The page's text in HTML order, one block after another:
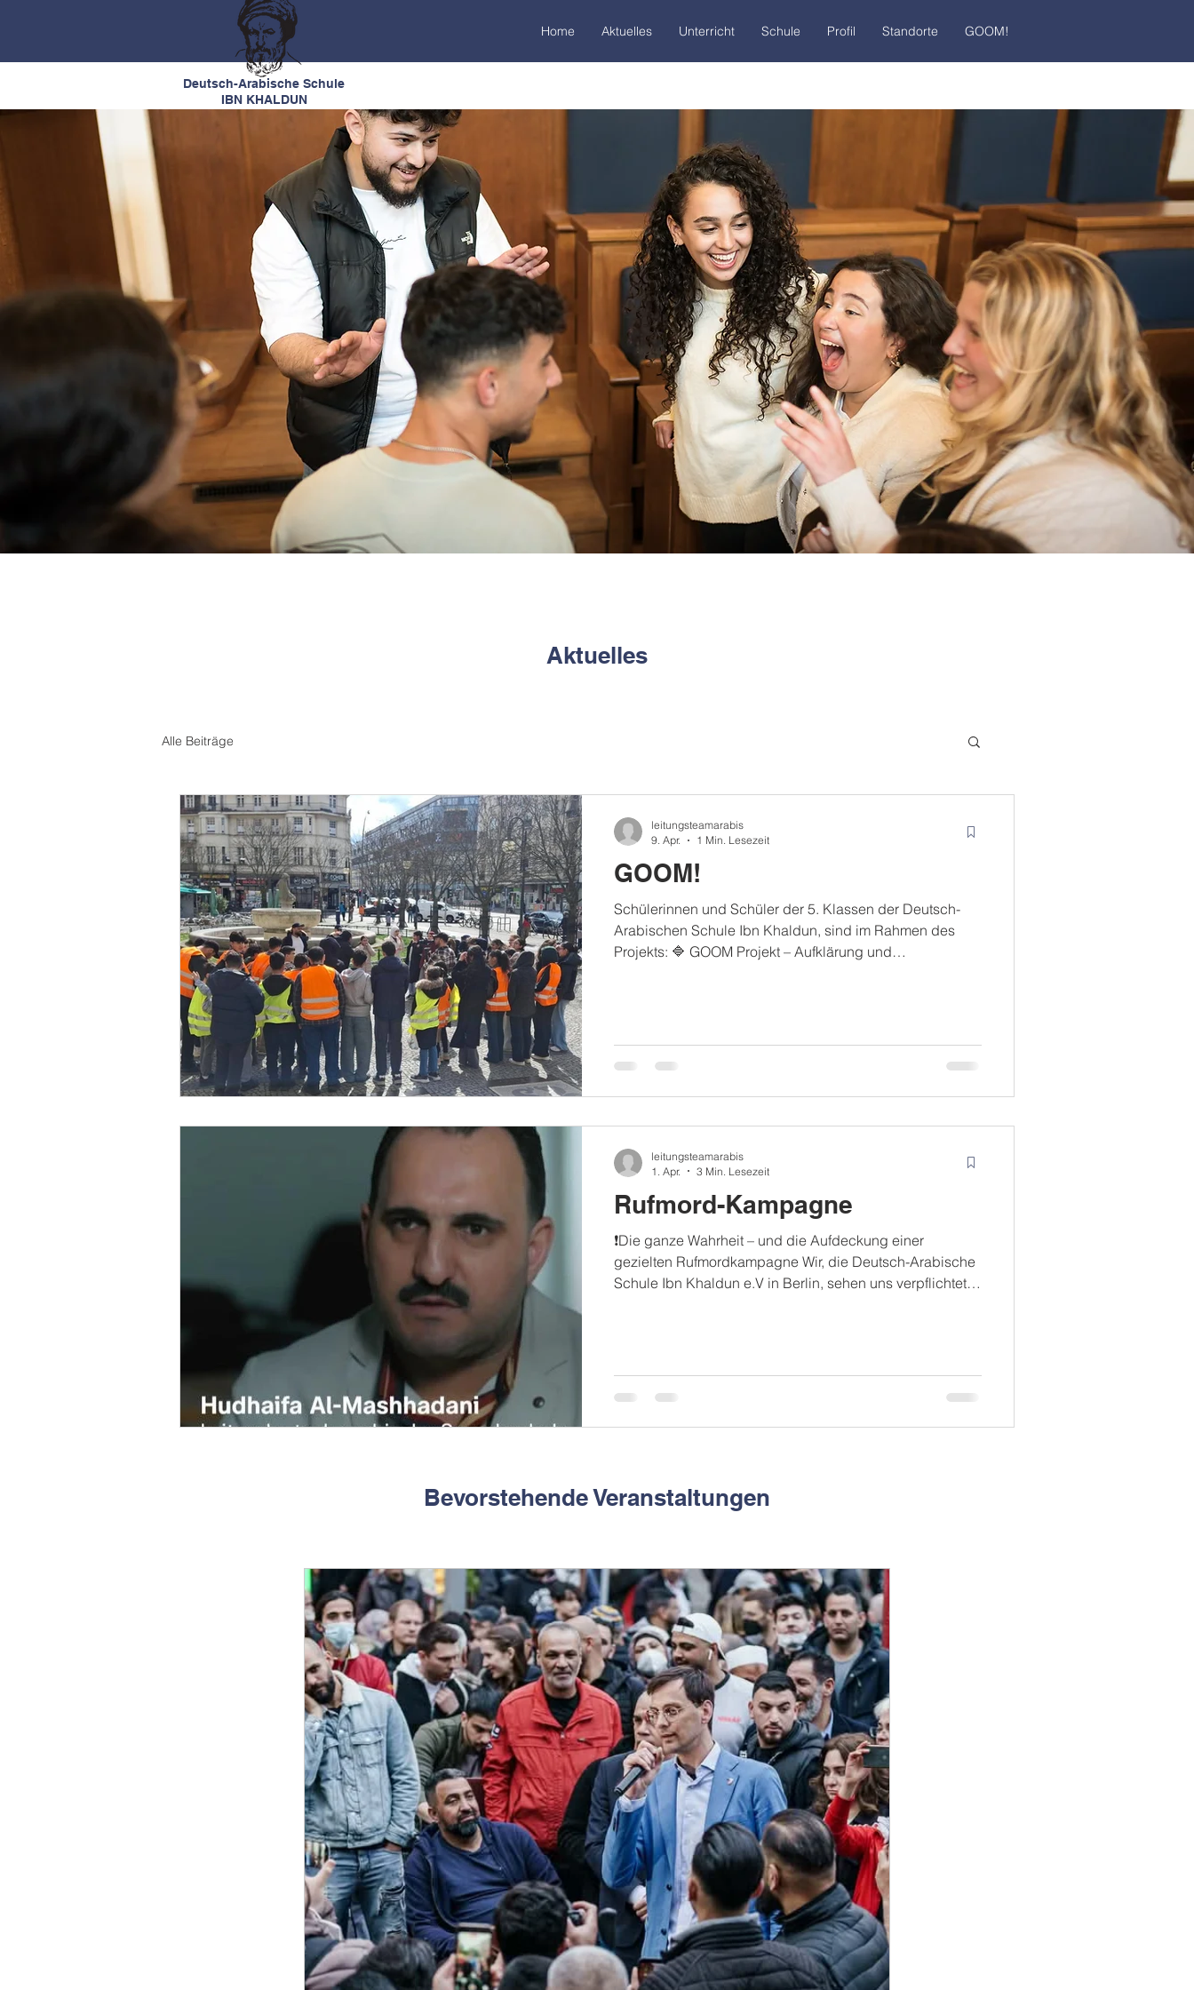
Home Aktuelles Unterricht Schule Profil Standorte GOOM!
Aktuelles
Alle Beiträge
GOOM!
Schülerinnen und Schüler der 5. Klassen der Deutsch-
Arabischen Schule Ibn Khaldun, sind im Rahmen des
Projekts: 🔷 GOOM Projekt – Aufklärung und
insbesondere Mädchen, die von familiärer Gewalt oder
Sie haben aktiv Neukölln m
leitungsteamarabis
9. Apr.
1 Min. Lesezeit
Rufmord-Kampagne
❗Die ganze Wahrheit – und die Aufdeckung einer
gezielten Rufmordkampagne Wir, die Deutsch-Arabische
Schule Ibn Khaldun e.V in Berlin, sehen uns verpflichtet,
Medien veröffentlicht, darunter: ▪ Tagesspiegel ▪ Spiegel ▪
a
leitungsteamarabis
1. Apr.
3 Min. Lesezeit
Bevorstehende Veranstaltungen
Deutsch-Arabische Schule
IBN KHALDUN